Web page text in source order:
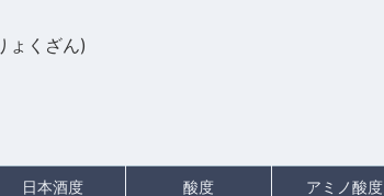
くざん)
日本酒度 酸度 アミノ酸度